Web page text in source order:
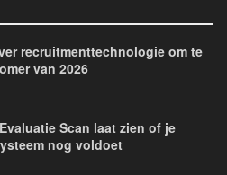
recruitmenttechnologie om te
van 2026
Scan laat zien of je
nog voldoet